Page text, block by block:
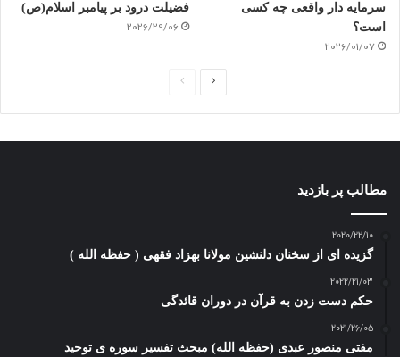
سرمایه دار واقعی چه کسی
است؟
2026/01/07
فضیلت درود بر پیامبر اسلام(ص)
2026/29/06
ی
ی
مطالب پر بازدید
2020/22/10
گزیده ای از سخنان دلنشین مولانا بهزاد فقهی ( حفظه الله )
2022/21/03
حکم دست زدن به قرآن در دوران قائدگی
2021/26/05
مفتی منصور عبدی (حفظه الله) مبحث تفسیر سوره ی توحید